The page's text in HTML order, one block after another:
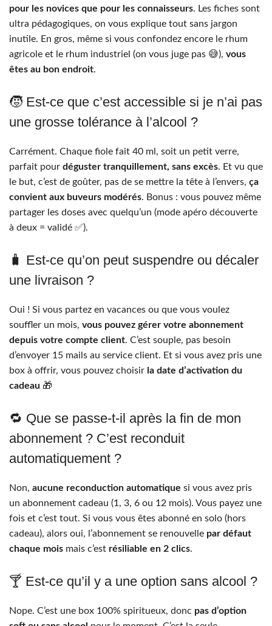
pour les novices que pour les connaisseurs. Les fiches sont
ultra pédagogiques, on vous explique tout sans jargon
inutile. En gros, même si vous confondez encore le rhum
agricole et le rhum industriel (on vous juge pas 😅), vous
êtes au bon endroit.
🧒 Est-ce que c’est accessible si je n’ai pas
une grosse tolérance à l’alcool ?
Carrément. Chaque fiole fait 40 ml, soit un petit verre,
parfait pour déguster tranquillement, sans excès. Et vu que
le but, c’est de goûter, pas de se mettre la tête à l’envers, ça
convient aux buveurs modérés. Bonus : vous pouvez même
partager les doses avec quelqu’un (mode apéro découverte
à deux = validé ✅).
🧳 Est-ce qu’on peut suspendre ou décaler
une livraison ?
Oui ! Si vous partez en vacances ou que vous voulez
souffler un mois, vous pouvez gérer votre abonnement
depuis votre compte client. C’est souple, pas besoin
d’envoyer 15 mails au service client. Et si vous avez pris une
box à offrir, vous pouvez choisir la date d’activation du
cadeau 🎁
🔁 Que se passe-t-il après la fin de mon
abonnement ? C’est reconduit
automatiquement ?
Non, aucune reconduction automatique si vous avez pris
un abonnement cadeau (1, 3, 6 ou 12 mois). Vous payez une
fois et c’est tout. Si vous vous êtes abonné en solo (hors
cadeau), alors oui, l’abonnement se renouvelle par défaut
chaque mois mais c’est résiliable en 2 clics.
🍸 Est-ce qu’il y a une option sans alcool ?
Nope. C’est une box 100% spiritueux, donc pas d’option